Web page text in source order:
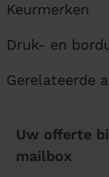
Keurmerken
Druk- en
Gerelateerde
Uw offerte
mailbox